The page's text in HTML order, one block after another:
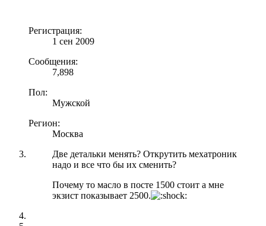
Регистрация:
1 сен 2009
Сообщения:
7,898
Пол:
Мужской
Регион:
Москва
Две детальки менять? Открутить мехатроник
надо и все что бы их сменить?
Почему то масло в посте 1500 стоит а мне
экзист показывает 2500.